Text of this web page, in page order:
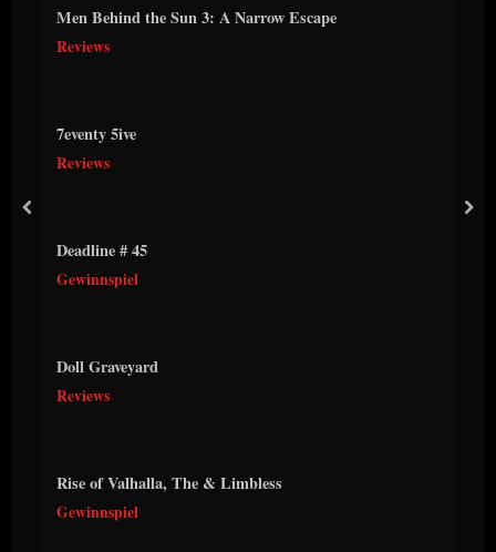
Men Behind the Sun 3: A Narrow Escape
Reviews
7eventy 5ive
Reviews
Deadline # 45
Gewinnspiel
Doll Graveyard
Reviews
Rise of Valhalla, The & Limbless
Gewinnspiel
prev